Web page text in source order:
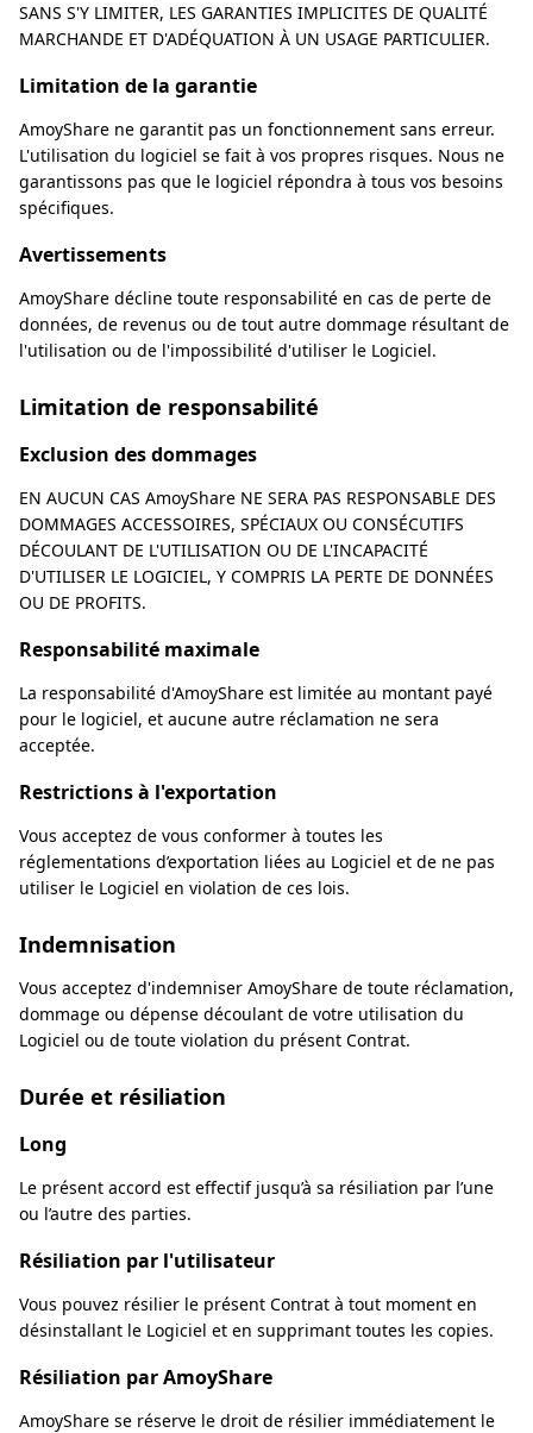
SANS S'Y LIMITER, LES GARANTIES IMPLICITES DE QUALITÉ
MARCHANDE ET D'ADÉQUATION À UN USAGE PARTICULIER.
Limitation de la garantie
AmoyShare ne garantit pas un fonctionnement sans erreur.
L'utilisation du logiciel se fait à vos propres risques. Nous ne
garantissons pas que le logiciel répondra à tous vos besoins
spécifiques.
Avertissements
AmoyShare décline toute responsabilité en cas de perte de
données, de revenus ou de tout autre dommage résultant de
l'utilisation ou de l'impossibilité d'utiliser le Logiciel.
Limitation de responsabilité
Exclusion des dommages
EN AUCUN CAS AmoyShare NE SERA PAS RESPONSABLE DES
DOMMAGES ACCESSOIRES, SPÉCIAUX OU CONSÉCUTIFS
DÉCOULANT DE L'UTILISATION OU DE L'INCAPACITÉ
D'UTILISER LE LOGICIEL, Y COMPRIS LA PERTE DE DONNÉES
OU DE PROFITS.
Responsabilité maximale
La responsabilité d'AmoyShare est limitée au montant payé
pour le logiciel, et aucune autre réclamation ne sera
acceptée.
Restrictions à l'exportation
Vous acceptez de vous conformer à toutes les
réglementations d’exportation liées au Logiciel et de ne pas
utiliser le Logiciel en violation de ces lois.
Indemnisation
Vous acceptez d'indemniser AmoyShare de toute réclamation,
dommage ou dépense découlant de votre utilisation du
Logiciel ou de toute violation du présent Contrat.
Durée et résiliation
Long
Le présent accord est effectif jusqu’à sa résiliation par l’une
ou l’autre des parties.
Résiliation par l'utilisateur
Vous pouvez résilier le présent Contrat à tout moment en
désinstallant le Logiciel et en supprimant toutes les copies.
Résiliation par AmoyShare
AmoyShare se réserve le droit de résilier immédiatement le